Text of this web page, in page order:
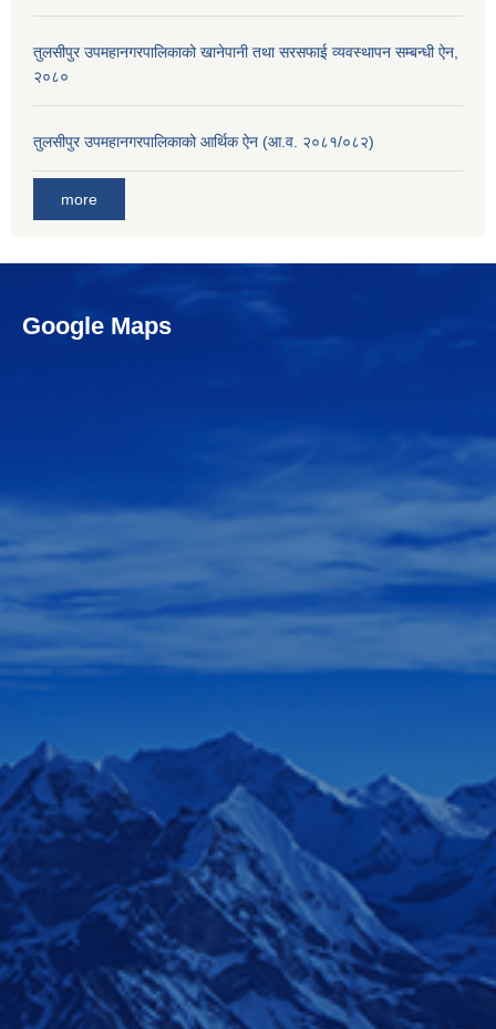
तुलसीपुर उपमहानगरपालिकाको खानेपानी तथा सरसफाई व्यवस्थापन सम्बन्धी ऐन,
२०८०
तुलसीपुर उपमहानगरपालिकाको आर्थिक ऐन (आ.व. २०८१/०८२)
more
Google Maps